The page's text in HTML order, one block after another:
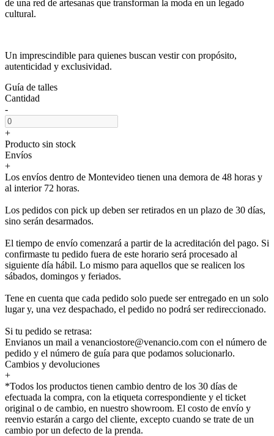
de una red de artesanas que transforman la moda en un legado
cultural.
Un imprescindible para quienes buscan vestir con propósito,
autenticidad y exclusividad.
Guía de talles
Cantidad
-
+
Producto sin stock
Envíos
+
Los envíos dentro de Montevideo tienen una demora de 48 horas y
al interior 72 horas.
Los pedidos con pick up deben ser retirados en un plazo de 30 días,
sino serán desarmados.
El tiempo de envío comenzará a partir de la acreditación del pago. Si
confirmaste tu pedido fuera de este horario será procesado al
siguiente día hábil. Lo mismo para aquellos que se realicen los
sábados, domingos y feriados.
Tene en cuenta que cada pedido solo puede ser entregado en un solo
lugar y, una vez despachado, el pedido no podrá ser redireccionado.
Si tu pedido se retrasa:
Envianos un mail a venanciostore@venancio.com con el número de
pedido y el número de guía para que podamos solucionarlo.
Cambios y devoluciones
+
*Todos los productos tienen cambio dentro de los 30 días de
efectuada la compra, con la etiqueta correspondiente y el ticket
original o de cambio, en nuestro showroom. El costo de envío y
reenvio estarán a cargo del cliente, excepto cuando se trate de un
cambio por un defecto de la prenda.